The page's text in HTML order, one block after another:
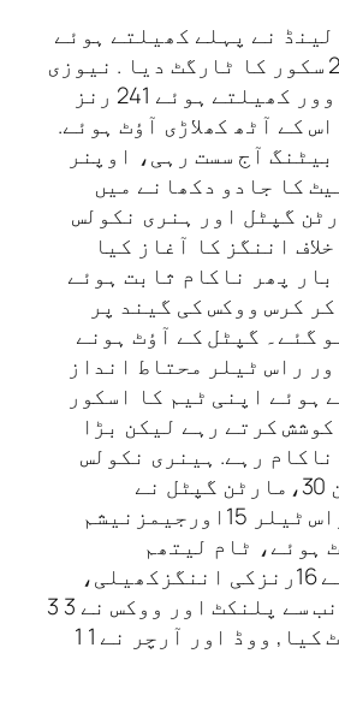
نے پہلے کھیلتے ہوئے
انگلینڈ کو 242 سکور کا ٹارگٹ دیا . نیوزی
لینڈ نے پچاس اوور کھیلتے ہوئے 241 رنز
کے آٹھ کھلاڑی آؤٹ ہوئے.
آج سست رہی، اوپنر
کا جادو دکھانے میں
گپٹل اور ہنری نکولس
اننگز کا آغاز کیا
پھر ناکام ثابت ہوئے
بنا کر کرس ووکس کی گیند پر
گئے۔ گپٹل کے آؤٹ ہونے
راس ٹیلر محتاط انداز
ہوئے اپنی ٹیم کا اسکور
کرتے رہے لیکن بڑا
رہے. ہینری نکولس
55،کین ولیمسن 30،مارٹن گپٹل نے
19رنزبنائے، راس ٹیلر 15اورجیمزنیشم
ہوئے، ٹام لیتھم
47،گرینڈہوم نے 16رنزکی اننگزکھیلی،
انگلینڈ کی جانب سے پلنکٹ اور ووکس نے 3 3
کھلاڑیوں کو آؤٹ کیا, ووڈ اور آرچر نے 1 1